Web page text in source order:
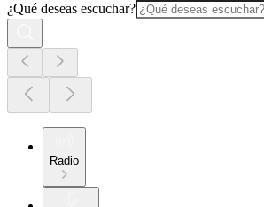
¿Qué deseas escuchar?
Radio